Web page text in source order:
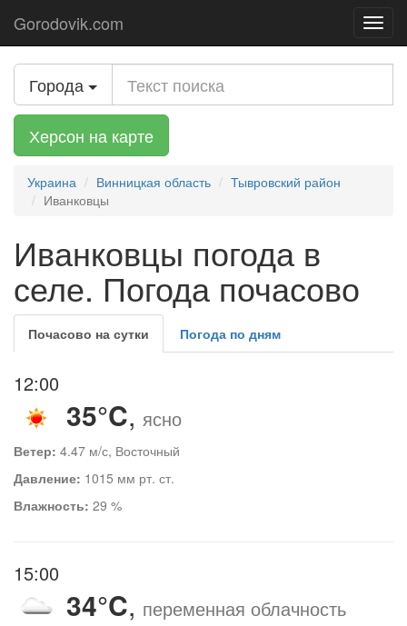
Gorodovik.com
Города
Херсон на карте
Украина Винницкая область
Тывровский район
Иванковцы
Иванковцы погода в
селе. Погода почасово
Почасово на сутки Погода по дням
12:00
35°C, ясно
Ветер: 4.47 м/с, Восточный
Давление: 1015 мм рт. ст.
Влажность: 29 %
15:00
34°C, переменная облачность